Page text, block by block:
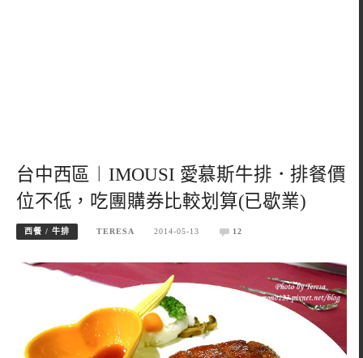
台中西區︱IMOUSI 愛慕斯牛排．排餐價
位不低，吃團購券比較划算(已歇業)
西餐 / 牛排 TERESA 2014-05-13 12